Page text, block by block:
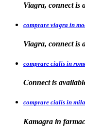
Viagra, connect is
comprare viagra in
Viagra, connect is
comprare cialis in
Connect is
comprare cialis in
Kamagra in